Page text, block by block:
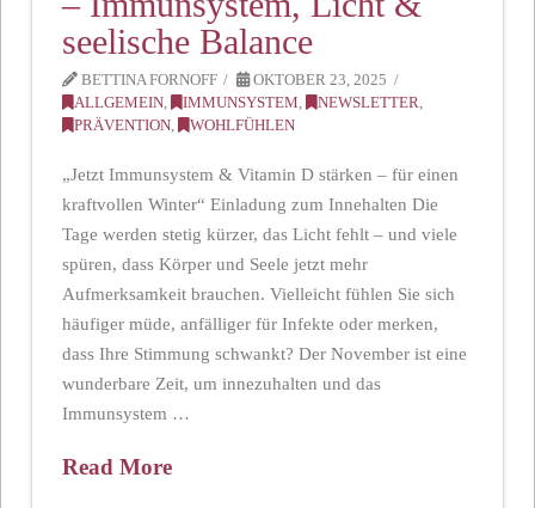
seelische Balance
BETTINA FORNOFF
OKTOBER 23, 2025
ALLGEMEIN, IMMUNSYSTEM NEWSLETTER
PRÄVENTION, WOHLFÜHLEN
„Jetzt Immunsystem & Vitamin D stärken – für einen
kraftvollen Winter“ Einladung zum Innehalten Die
Tage werden stetig kürzer, das Licht fehlt – und viele
spüren, dass Körper und Seele jetzt mehr
Aufmerksamkeit brauchen. Vielleicht fühlen Sie sich
häufiger müde, anfälliger für Infekte oder merken,
dass Ihre Stimmung schwankt? Der November ist eine
wunderbare Zeit, um innezuhalten und das
Immunsystem …
Read More